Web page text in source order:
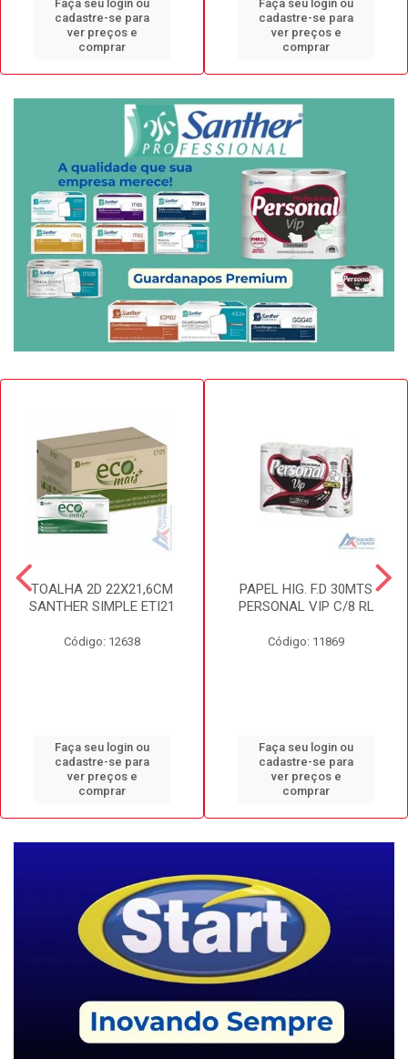
Faça seu login ou
cadastre-se para
ver preços e
comprar
Faça seu login ou
cadastre-se para
ver preços e
comprar
TOALHA 2D 22X21,6CM
SANTHER SIMPLE ETI21
Código: 12638
Faça seu login ou
cadastre-se para
ver preços e
comprar
PAPEL HIG. F.D 30MTS
PERSONAL VIP C/8 RL
Código: 11869
Faça seu login ou
cadastre-se para
ver preços e
comprar